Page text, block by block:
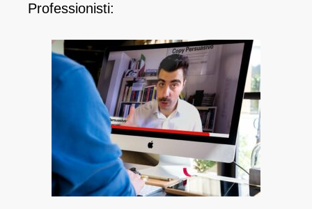
Professionisti: